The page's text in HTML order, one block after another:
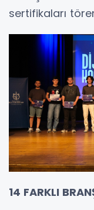
sertifikaları
14 FARKLI